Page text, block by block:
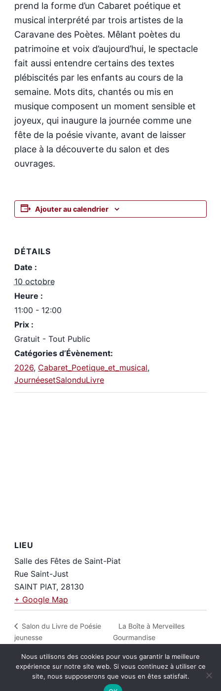
prend la forme d’un Cabaret poétique et
musical interprété par trois artistes de la
Caravane des Poètes. Mêlant poètes du
patrimoine et voix d’aujourd’hui, le spectacle
fait aussi entendre certains des textes
plébiscités par les enfants au cours de la
semaine. Mots dits, chantés ou mis en
musique composent un moment sensible et
joyeux, qui inaugure la journée comme une
fête de la poésie vivante, avant de laisser
place à la découverte du salon et des
ouvrages.
Ajouter au calendrier
DÉTAILS
Date :
10 octobre
Heure :
11:00 - 12:00
Prix :
Gratuit - Tout Public
Catégories d’Évènement:
2026, Cabaret_Poetique_et_musical,
JournéesetSalonduLivre
LIEU
Salle des Fêtes de Saint-Piat
Rue Saint-Just
SAINT PIAT, 28130
+ Google Map
Salon du Livre de Poésie
jeunesse
La Boîte à Merveilles
Gourmandise
BP 20085 • 28106 Dreux Cedex
Nous utilisons des cookies pour vous garantir la meilleure
expérience sur notre site web. Si vous continuez à utiliser ce
site, nous supposerons que vous en êtes satisfait.